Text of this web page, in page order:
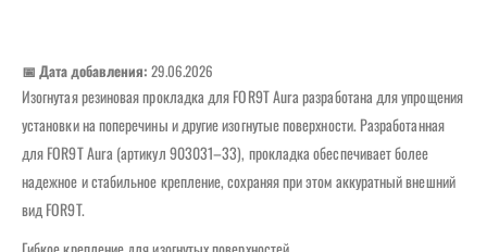
📅 Дата добавления: 29.06.2026
Изогнутая резиновая прокладка для FOR9T Aura разработана для упрощения
установки на поперечины и другие изогнутые поверхности. Разработанная
для FOR9T Aura (артикул 903031–33), прокладка обеспечивает более
надежное и стабильное крепление, сохраняя при этом аккуратный внешний
вид FOR9T.